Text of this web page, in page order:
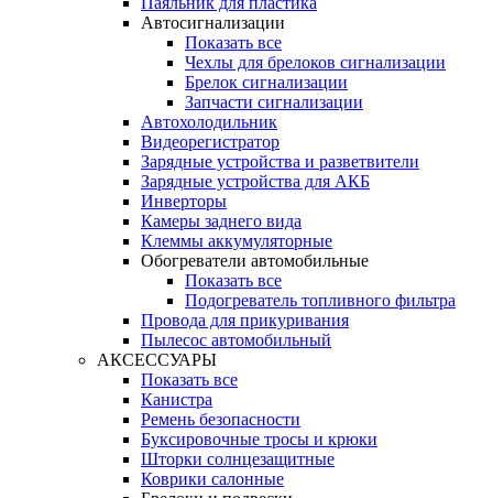
Автосигнализации
Показать все
Чехлы для брелоков сигнализации
Брелок сигнализации
Запчасти сигнализации
Автохолодильник
Видеорегистратор
Зарядные устройства и разветвители
Зарядные устройства для АКБ
Инверторы
Камеры заднего вида
Клеммы аккумуляторные
Обогреватели автомобильные
Показать все
Подогреватель топливного фильтра
Провода для прикуривания
Пылесос автомобильный
АКСЕССУАРЫ
Показать все
Канистра
Ремень безопасности
Буксировочные тросы и крюки
Шторки солнцезащитные
Коврики салонные